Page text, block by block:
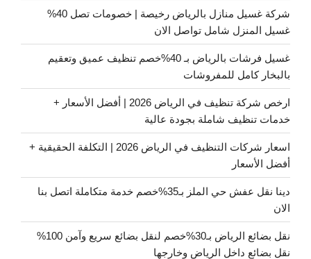
شركة غسيل منازل بالرياض رخيصة | خصومات تصل 40%
غسيل المنزل شامل تواصل الان
غسيل فرشات بالرياض بـ 40%خصم تنظيف عميق وتعقيم
بالبخار كامل للمفروشات
ارخص شركة تنظيف في الرياض 2026 | أفضل الأسعار +
خدمات تنظيف شاملة بجودة عالية
اسعار شركات التنظيف في الرياض 2026 | التكلفة الحقيقية +
أفضل الأسعار
دينا نقل عفش حي الملز بـ35%خصم خدمة متكاملة اتصل بنا
الان
نقل بضائع الرياض بـ30%خصم لنقل بضائع سريع وآمن 100%
نقل بضائع داخل الرياض وخارجها